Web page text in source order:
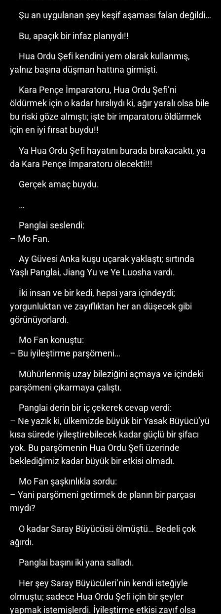
Şu an uygulanan şey keşif aşaması falan değildi…
Bu, apaçık bir infaz planıydı!!
Hua Ordu Şefi kendini yem olarak kullanmış,
yalnız başına düşman hattına girmişti.
Kara Pençe İmparatoru, Hua Ordu Şefi’ni
öldürmek için o kadar hırslıydı ki, ağır yaralı olsa bile
bu riski göze almıştı; işte bir imparatoru öldürmek
için en iyi fırsat buydu!!
Ya Hua Ordu Şefi hayatını burada bırakacaktı, ya
da Kara Pençe İmparatoru ölecekti!!!
Gerçek amaç buydu.
…
Panglai seslendi:
– Mo Fan.
Ay Güvesi Anka kuşu uçarak yaklaştı; sırtında
Yaşlı Panglai, Jiang Yu ve Ye Luosha vardı.
İki insan ve bir kedi, hepsi yara içindeydi;
yorgunluktan ve zayıflıktan her an düşecek gibi
görünüyorlardı.
Mo Fan konuştu:
– Bu iyileştirme parşömeni…
Mühürlenmiş uzay bileziğini açmaya ve içindeki
parşömeni çıkarmaya çalıştı.
Panglai derin bir iç çekerek cevap verdi:
– Ne yazık ki, ülkemizde büyük bir Yasak Büyücü’yü
kısa sürede iyileştirebilecek kadar güçlü bir şifacı
yok. Bu parşömenin Hua Ordu Şefi üzerinde
beklediğimiz kadar büyük bir etkisi olmadı.
Mo Fan şaşkınlıkla sordu:
– Yani parşömeni getirmek de planın bir parçası
mıydı?
O kadar Saray Büyücüsü ölmüştü… Bedeli çok
ağırdı.
Panglai başını iki yana salladı.
Her şey Saray Büyücüleri’nin kendi isteğiyle
olmuştu; sadece Hua Ordu Şefi için bir şeyler
yapmak istemişlerdi. İyileştirme etkisi zayıf olsa